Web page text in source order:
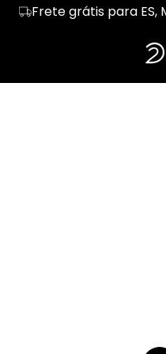
Frete grátis para ES,
Regata
DANÇA SIGNOS